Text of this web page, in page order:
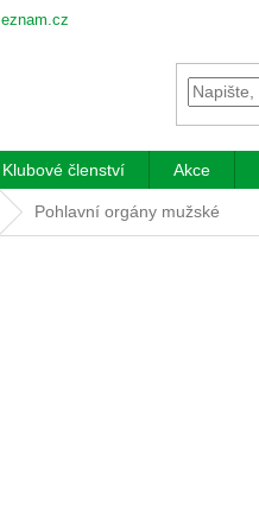
Klubové členství Akce
Pohlavní orgány mužské